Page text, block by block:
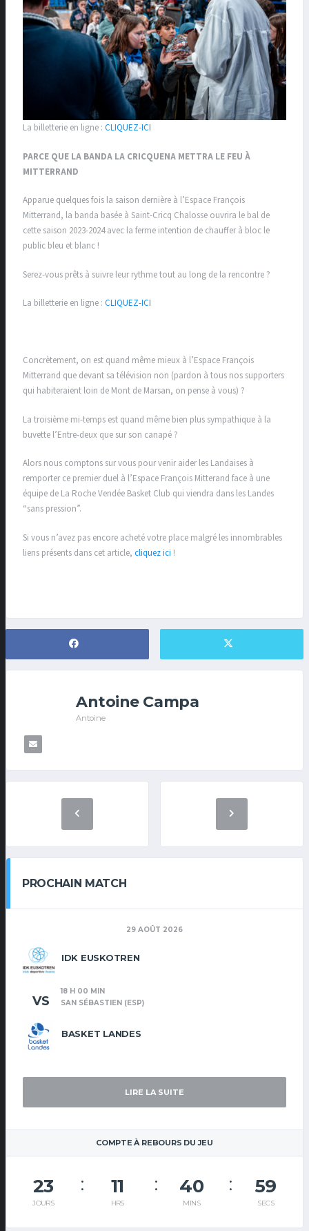
La billetterie en ligne : CLIQUEZ-ICI
PARCE QUE LA BANDA LA CRICQUENA METTRA LE FEU À
MITTERRAND
Apparue quelques fois la saison dernière à l’Espace François
Mitterrand, la banda basée à Saint-Cricq Chalosse ouvrira le bal de
cette saison 2023-2024 avec la ferme intention de chauffer à bloc le
public bleu et blanc !
Serez-vous prêts à suivre leur rythme tout au long de la rencontre ?
La billetterie en ligne : CLIQUEZ-ICI
Concrètement, on est quand même mieux à l’Espace François
Mitterrand que devant sa télévision non (pardon à tous nos supporters
qui habiteraient loin de Mont de Marsan, on pense à vous) ?
La troisième mi-temps est quand même bien plus sympathique à la
buvette l’Entre-deux que sur son canapé ?
Alors nous comptons sur vous pour venir aider les Landaises à
remporter ce premier duel à l’Espace François Mitterand face à une
équipe de La Roche Vendée Basket Club qui viendra dans les Landes
“sans pression”.
Si vous n’avez pas encore acheté votre place malgré les innombrables
liens présents dans cet article, cliquez ici !
Antoine Campa
Antoine
PROCHAIN MATCH
29 AOÛT 2026
IDK EUSKOTREN
BASKET LANDES
VS
18 H 00 MIN
SAN SÉBASTIEN (ESP)
LIRE LA SUITE
COMPTE À REBOURS DU JEU
23
JOURS
11
HRS
40
MINS
58
SECS